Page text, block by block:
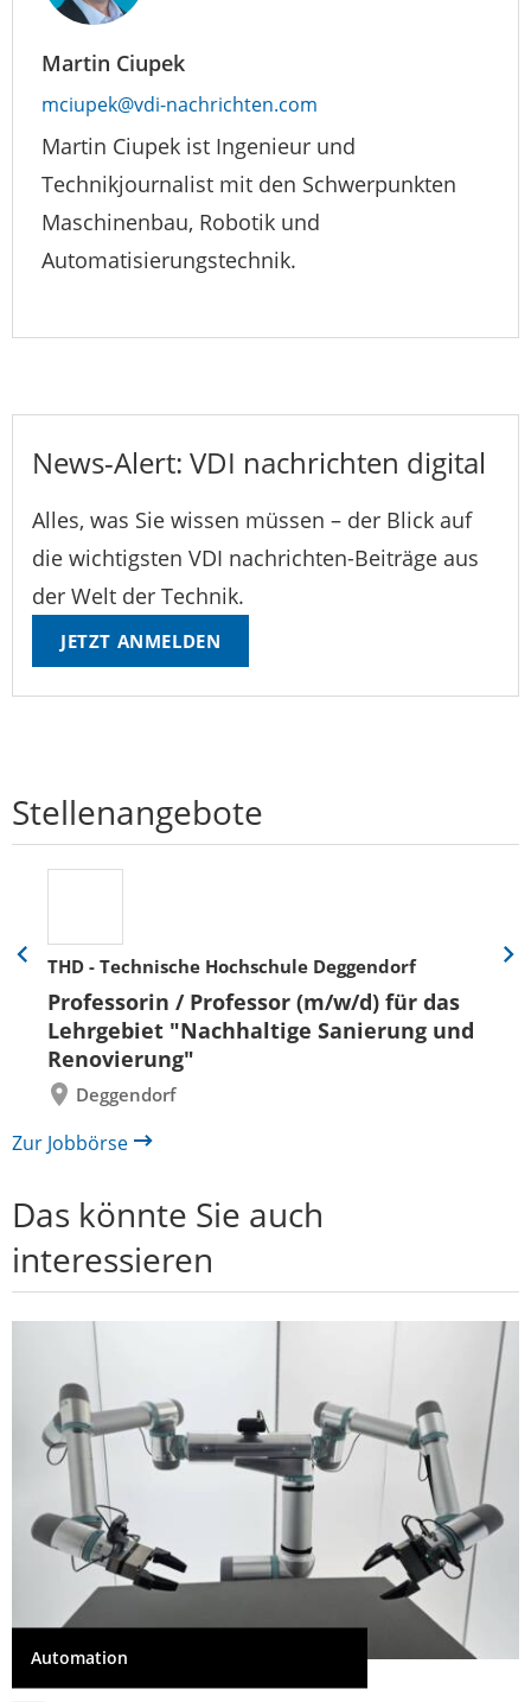
Martin Ciupek
mciupek@vdi-nachrichten.com
Martin Ciupek ist Ingenieur und
Technikjournalist mit den Schwerpunkten
Maschinenbau, Robotik und
Automatisierungstechnik.
News-Alert: VDI nachrichten digital
Alles, was Sie wissen müssen – der Blick auf
die wichtigsten VDI nachrichten-Beiträge aus
der Welt der Technik.
JETZT ANMELDEN
Stellenangebote
THD - Technische Hochschule Deggendorf
Professorin / Professor (m/w/d) für das
Lehrgebiet "Nachhaltige Sanierung und
Renovierung"
Deggendorf
Eine
zurück
Eine
Zur Jobbörse
Das könnte Sie auch
interessieren
Automation